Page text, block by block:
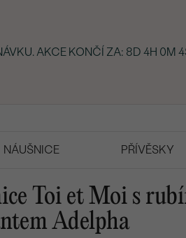
AKCE KONČÍ ZA: 8D 4H 0M
NÁUŠNICE PŘÍVĚSKY
Toi et Moi s
Adelpha